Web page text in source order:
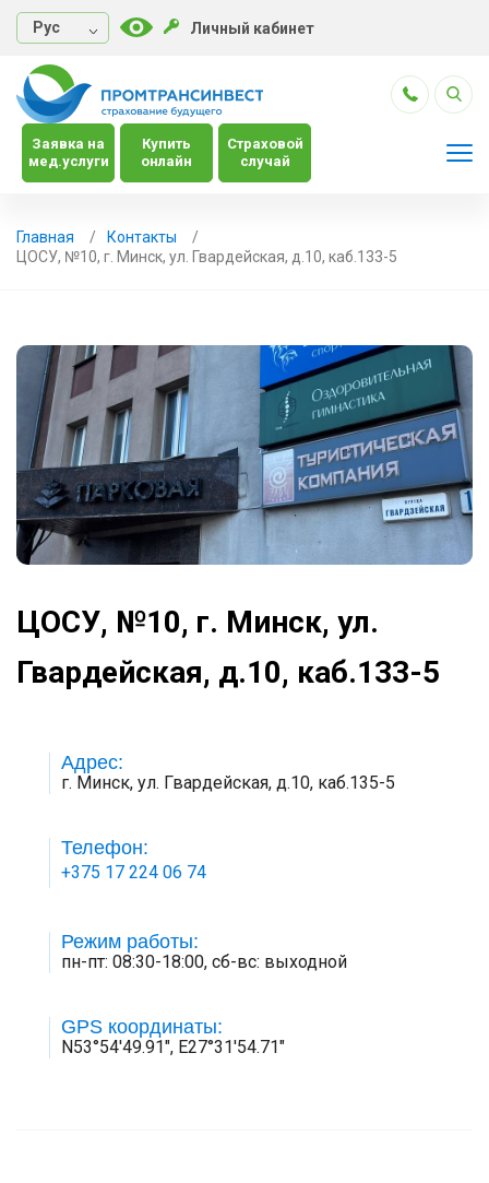
Руc Личный кабинет
Заявка на
мед.услуги
Купить
онлайн
Страховой
случай
Главная
Контакты
ЦОСУ, №10, г. Минск, ул. Гвардейская, д.10, каб.133-5
ЦОСУ, №10, г. Минск, ул.
Гвардейская, д.10, каб.133-5
Адрес:
г. Минск, ул. Гвардейская, д.10, каб.135-5
Телефон:
+375 17 224 06 74
Режим работы:
пн-пт: 08:30-18:00, сб-вс: выходной
GPS координаты:
N53°54'49.91", E27°31'54.71"